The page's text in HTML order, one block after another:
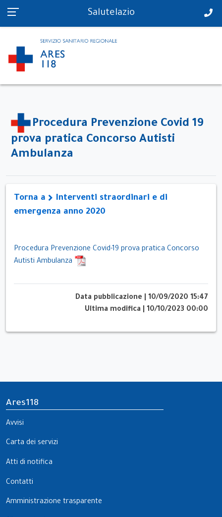
PS in tempo reale Salutelazio
Procedura Prevenzione Covid 19
prova pratica Concorso Autisti
Ambulanza
Torna a
Interventi straordinari e di
emergenza anno 2020
Procedura Prevenzione Covid-19 prova pratica Concorso
Autisti Ambulanza
Data pubblicazione
10/09/2020 15:47
Ultima modifica
10/10/2023 00:00
Ares118
Avvisi
Carta dei servizi
Atti di notifica
Contatti
Amministrazione trasparente